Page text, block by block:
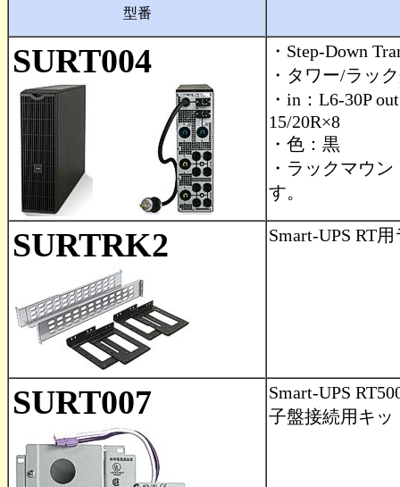
型番
SURT004
・Step-Down
・タワー/ラッ
・in：L6-30P
15/20R×8
・色：黒
・ラックマウ
す。
SURTRK2 Smart-UPS RT
SURT007
Smart-UPS
子盤接続用キッ